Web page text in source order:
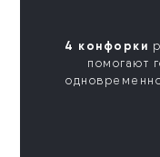
4 конфорки
помогают